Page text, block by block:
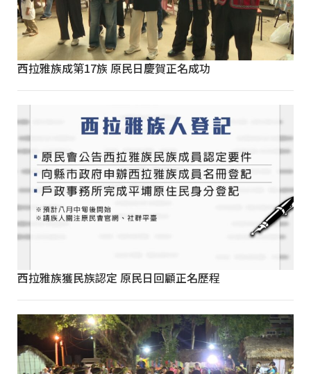
西拉雅族成第17族 原民日慶賀正名成功
西拉雅族獲民族認定 原民日回顧正名歷程